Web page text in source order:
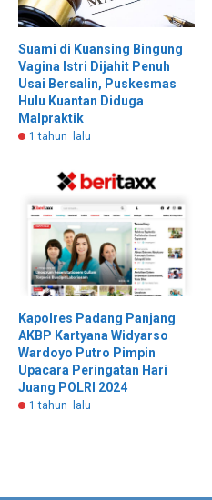
Suami di Kuansing Bingung
Vagina Istri Dijahit Penuh
Usai Bersalin, Puskesmas
Hulu Kuantan Diduga
Malpraktik
1 tahun lalu
Kapolres Padang Panjang
AKBP Kartyana Widyarso
Wardoyo Putro Pimpin
Upacara Peringatan Hari
Juang POLRI 2024
1 tahun lalu